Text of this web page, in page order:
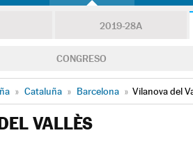
2019-28A
CONGRESO
» Cataluña » Barcelona » Vilanova del
VALLÈS